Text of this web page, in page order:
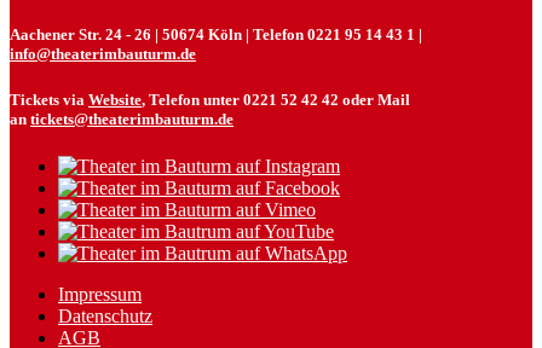
Aachener Str. 24 - 26 | 50674 Köln | Telefon 0221 95 14 43 1 |
info@theaterimbauturm.de
Tickets via Website, Telefon unter 0221 52 42 42 oder Mail
an tickets@theaterimbauturm.de
Impressum
Datenschutz
AGB